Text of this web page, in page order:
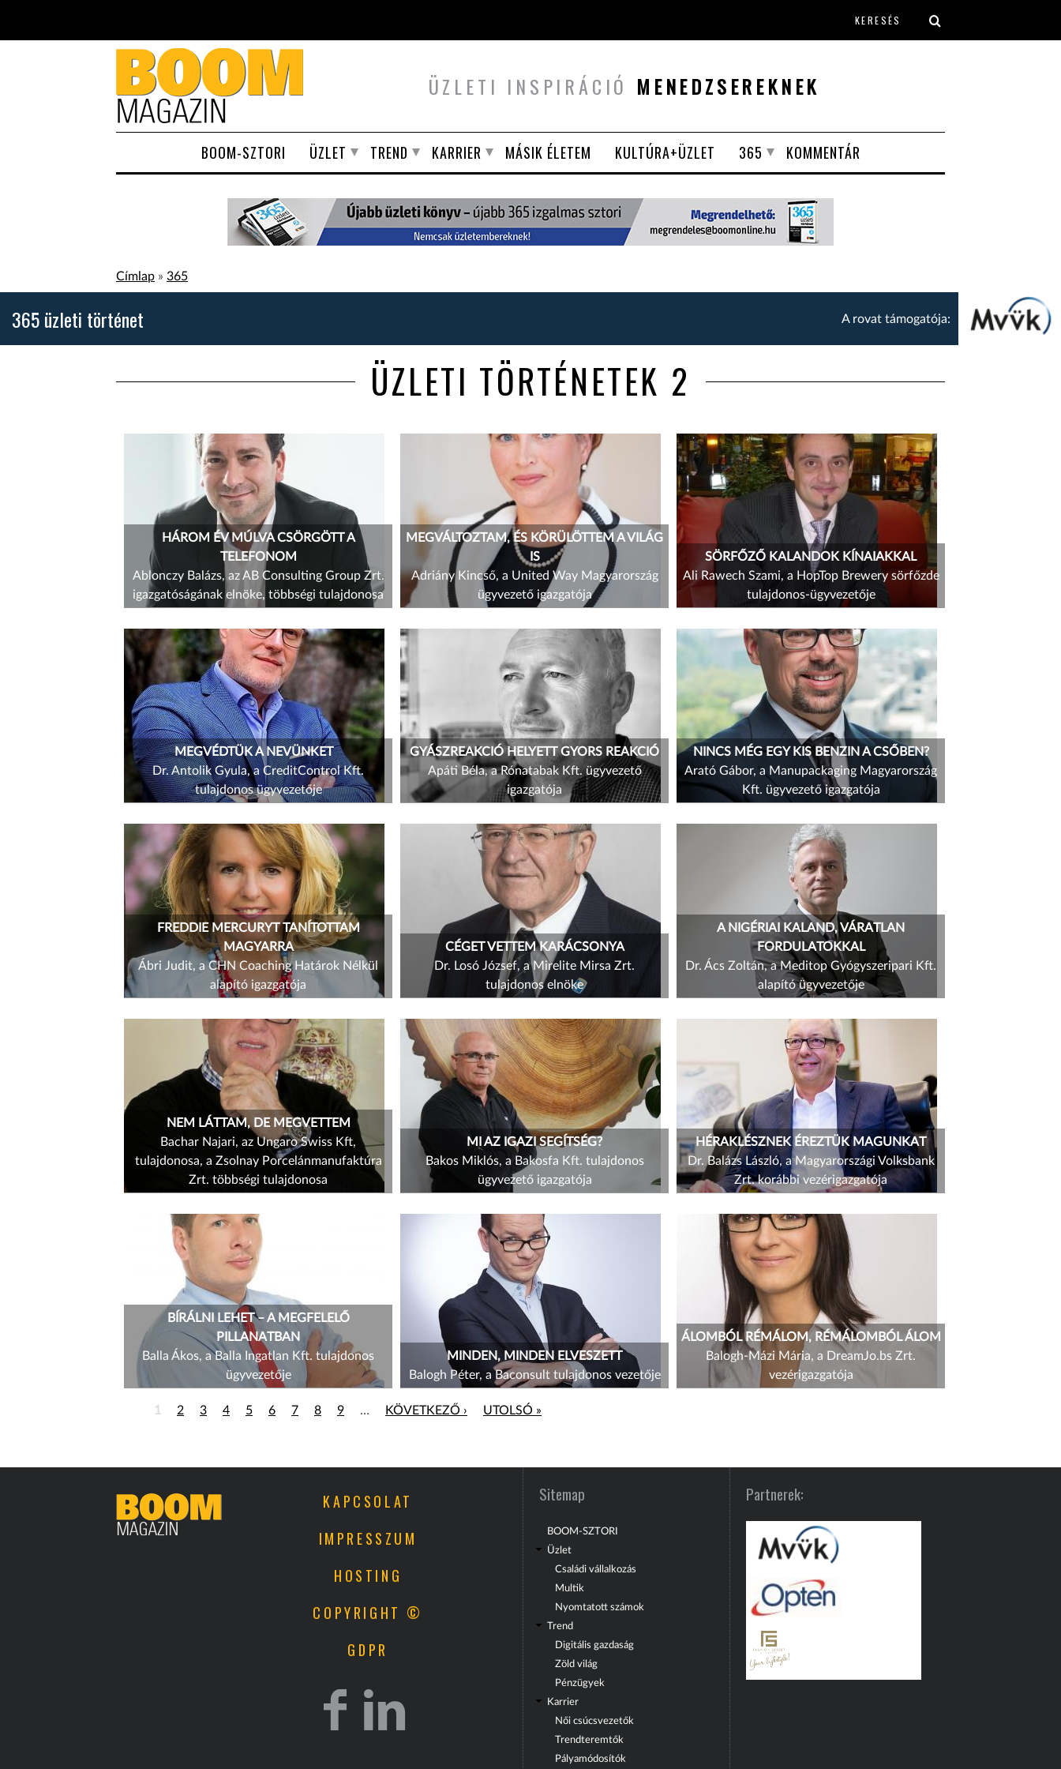
Keresés űrlap
ÜZLETI INSPIRÁCIÓ MENEDZSEREKNEK
BOOM-SZTORI ÜZLET TREND KARRIER MÁSIK ÉLETEM KULTÚRA+ÜZLET 365 KOMMENTÁR
Jelenlegi hely
Címlap » 365
365 üzleti történet A rovat támogatója:
ÜZLETI TÖRTÉNETEK 2
HÁROM ÉV MÚLVA CSÖRGÖTT A
TELEFONOM
Ablonczy Balázs, az AB Consulting Group Zrt.
igazgatóságának elnöke, többségi tulajdonosa
MEGVÁLTOZTAM, ÉS KÖRÜLÖTTEM A VILÁG
IS
Adriány Kincső, a United Way Magyarország
ügyvezető igazgatója
SÖRFŐZŐ KALANDOK KÍNAIAKKAL
Ali Rawech Szami, a HopTop Brewery sörfőzde
tulajdonos-ügyvezetője
MEGVÉDTÜK A NEVÜNKET
Dr. Antolik Gyula, a CreditControl Kft.
tulajdonos ügyvezetője
GYÁSZREAKCIÓ HELYETT GYORS REAKCIÓ
Apáti Béla, a Rónatabak Kft. ügyvezető
igazgatója
NINCS MÉG EGY KIS BENZIN A CSŐBEN?
Arató Gábor, a Manupackaging Magyarország
Kft. ügyvezető igazgatója
FREDDIE MERCURYT TANÍTOTTAM
MAGYARRA
Ábri Judit, a CHN Coaching Határok Nélkül
alapító igazgatója
CÉGET VETTEM KARÁCSONYA
Dr. Losó József, a Mirelite Mirsa Zrt.
tulajdonos elnöke
A NIGÉRIAI KALAND, VÁRATLAN
FORDULATOKKAL
Dr. Ács Zoltán, a Meditop Gyógyszeripari Kft.
alapító ügyvezetője
NEM LÁTTAM, DE MEGVETTEM
Bachar Najari, az Ungaro Swiss Kft,
tulajdonosa, a Zsolnay Porcelánmanufaktúra
Zrt. többségi tulajdonosa
MI AZ IGAZI SEGÍTSÉG?
Bakos Miklós, a Bakosfa Kft. tulajdonos
ügyvezető igazgatója
HÉRAKLÉSZNEK ÉREZTÜK MAGUNKAT
Dr. Balázs László, a Magyarországi Volksbank
Zrt. korábbi vezérigazgatója
BÍRÁLNI LEHET – A MEGFELELŐ
PILLANATBAN
Balla Ákos, a Balla Ingatlan Kft. tulajdonos
ügyvezetője
MINDEN, MINDEN ELVESZETT
Balogh Péter, a Baconsult tulajdonos vezetője
ÁLOMBÓL RÉMÁLOM, RÉMÁLOMBÓL ÁLOM
Balogh-Mázi Mária, a DreamJo.bs Zrt.
vezérigazgatója
Oldalak
1 2 3 4 5 6 7 8 9 … KÖVETKEZŐ › UTOLSÓ »
KAPCSOLAT
IMPRESSZUM
HOSTING
COPYRIGHT ©
GDPR
Sitemap
BOOM-SZTORI
Üzlet
Családi vállalkozás
Multik
Nyomtatott számok
Trend
Digitális gazdaság
Zöld világ
Pénzügyek
Karrier
Női csúcsvezetők
Trendteremtők
Pályamódosítók
Partnerek: